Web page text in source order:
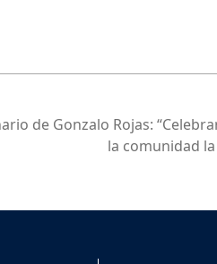
de Gonzalo Rojas:
la comunidad